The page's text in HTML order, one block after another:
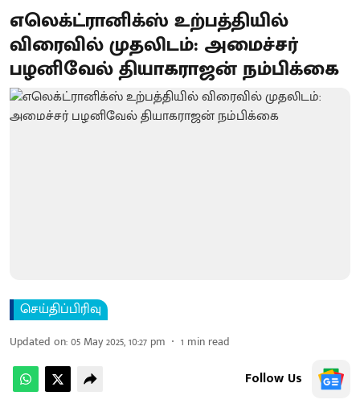
எலெக்ட்ரானிக்ஸ் உற்பத்தியில்
விரைவில் முதலிடம்: அமைச்சர்
பழனிவேல் தியாகராஜன் நம்பிக்கை
செய்திப்பிரிவு
Updated on:05 May 2025, 10:27 pm 1 min read
Follow Us